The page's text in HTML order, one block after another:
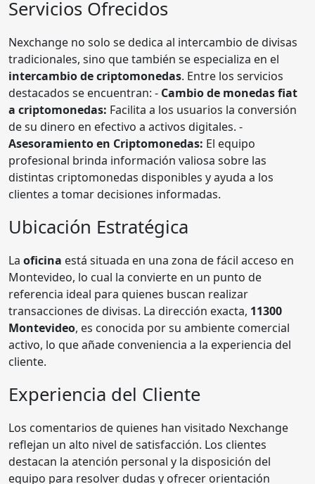
Servicios Ofrecidos
Nexchange no solo se dedica al intercambio de divisas
tradicionales, sino que también se especializa en el
intercambio de criptomonedas. Entre los servicios
destacados se encuentran: - Cambio de monedas fiat
a criptomonedas: Facilita a los usuarios la conversión
de su dinero en efectivo a activos digitales. -
Asesoramiento en Criptomonedas: El equipo
profesional brinda información valiosa sobre las
distintas criptomonedas disponibles y ayuda a los
clientes a tomar decisiones informadas.
Ubicación Estratégica
La oficina está situada en una zona de fácil acceso en
Montevideo, lo cual la convierte en un punto de
referencia ideal para quienes buscan realizar
transacciones de divisas. La dirección exacta, 11300
Montevideo, es conocida por su ambiente comercial
activo, lo que añade conveniencia a la experiencia del
cliente.
Experiencia del Cliente
Los comentarios de quienes han visitado Nexchange
reflejan un alto nivel de satisfacción. Los clientes
destacan la atención personal y la disposición del
equipo para resolver dudas y ofrecer orientación